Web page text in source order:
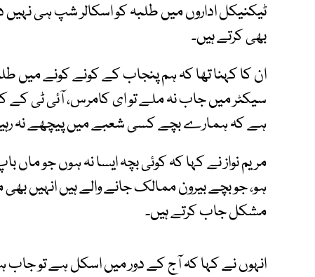
ٹیکنیکل اداروں میں طلبہ کو اسکالر شپ ہی
بھی کرتے ہیں۔
ان کا کہنا تھا کہ ہم پنجاب کے کونے کونے میں
سیکٹر میں جاب نہ ملے تو ای کامرس، آئی ٹی
ہے کہ ہمارے بچے کسی شعبے میں پیچھے نہ
مریم نواز نے کہا کہ کوئی بچہ ایسا نہ ہوں جو ماں
ہو، جو بچے بیرون ممالک جانے والے ہیں انہیں
مشکل جاب کرتے ہیں۔
انہوں نے کہا کہ آج کے دور میں اسکل ہے تو